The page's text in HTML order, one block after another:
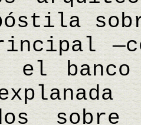
el banco